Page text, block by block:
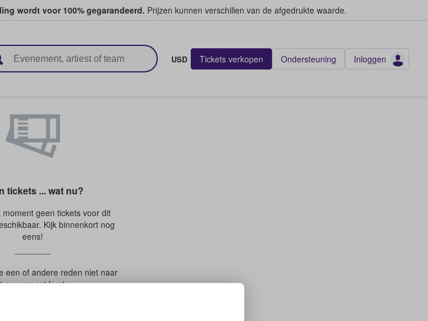
wordt voor 100% gegarandeerd. Prijzen kunnen verschillen van de afgedrukte waarde.
USD Tickets verkopen Ondersteuning Inloggen
tickets ... wat nu?
moment geen tickets voor dit
Kijk binnenkort nog
eens!
een of andere reden niet naar
evenement kunt...